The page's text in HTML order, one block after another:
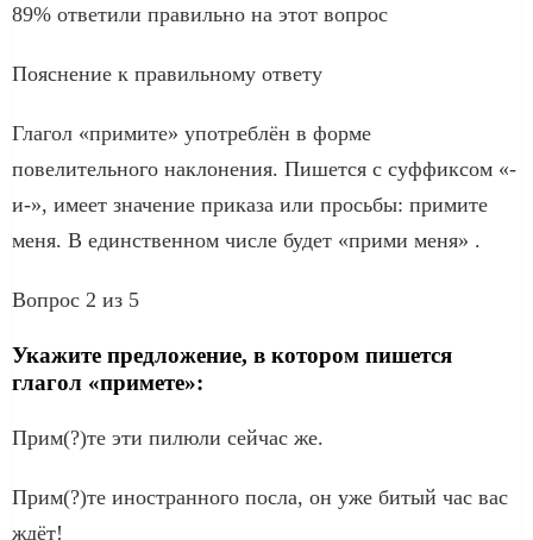
89% ответили правильно на этот вопрос
Пояснение к правильному ответу
Глагол «примите» употреблён в форме
повелительного наклонения. Пишется с суффиксом «-
и-», имеет значение приказа или просьбы: примите
меня. В единственном числе будет «прими меня» .
Вопрос 2 из 5
Укажите предложение, в котором пишется
глагол «примете»:
Прим(?)те эти пилюли сейчас же.
Прим(?)те иностранного посла, он уже битый час вас
ждёт!